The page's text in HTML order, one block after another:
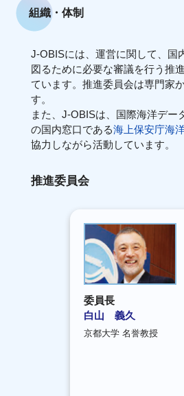
組織・体制
J-OBISには、運営に関して、国
図るために必要な審議を行う推
ています。推進委員会は専門家
す。
また、J-OBISは、国際海洋デー
の国内窓口である海上保安庁海
協力しながら活動しています。
推進委員会
委員長
白山 義久
京都大学 名誉教授